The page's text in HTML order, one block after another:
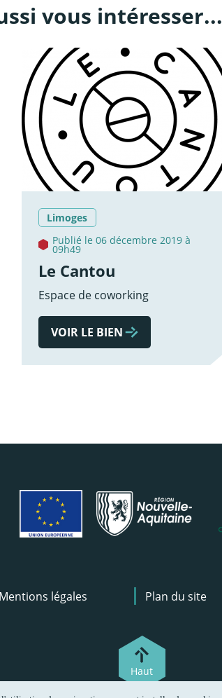
vous intéresser...
Limoges
Publié le 06 décembre 2019 à
09h49
Le Cantou
Espace de coworking
VOIR LE BIEN
Mentions légales Plan du site
Haut